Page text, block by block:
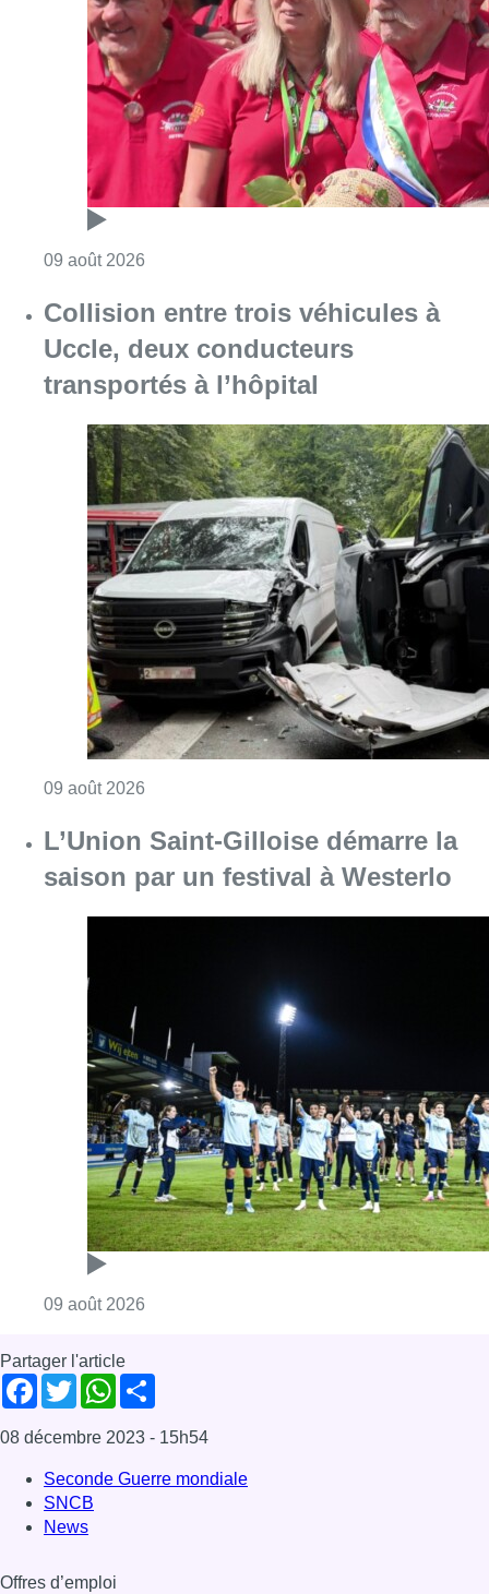
09 août 2026
Collision entre trois véhicules à
Uccle, deux conducteurs
transportés à l’hôpital
09 août 2026
L’Union Saint-Gilloise démarre la
saison par un festival à Westerlo
09 août 2026
Partager l'article
Facebook
TwitterWhatsApp
08 décembre 2023 - 15h54
Seconde Guerre mondiale
SNCB
News
Offres d’emploi